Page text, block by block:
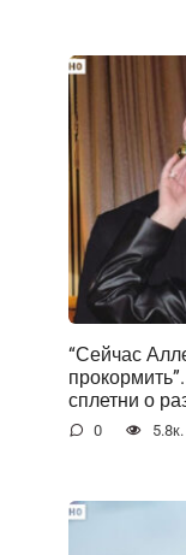
“Сейчас
сплетни о
0 5.8к.